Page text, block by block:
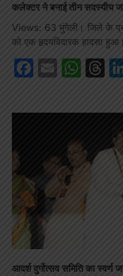
कलेक्टर ने बनाई तीन सदस्यीय
Views: 63 मुंगेली। जिले के
को एक हृदयविदारक हादसा
Facebook
Email
आदर्श दुर्गोत्सव समिति का स्वर्ण